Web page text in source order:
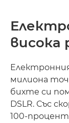
висока
милиона
бихте си
DSLR. Със
100-